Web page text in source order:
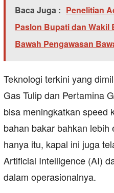
Baca Juga : Penelitian
Paslon Bupati dan
Bawah Pengawasan
Teknologi terkini yang
Gas Tulip dan Pertamina
bisa meningkatkan speed
bahan bakar bahkan
hanya itu, kapal ini juga
Artificial Intelligence (AI)
dalam operasionalnya.